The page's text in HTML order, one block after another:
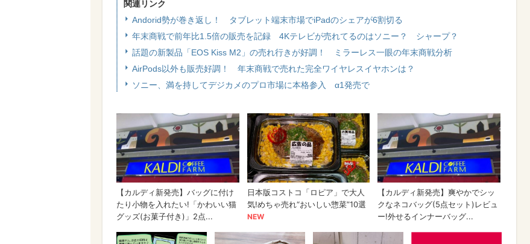
関連リンク
Andorid勢が巻き返し！ タブレット端末市場でiPadのシェアが6割切る
年末商戦で前年比1.5倍の販売を記録 4Kテレビが売れてるのはソニー？ シャープ？
話題の新製品「EOS Kiss M2」の売れ行きが好調！ ミラーレス一眼の年末商戦分析
AirPods以外も販売好調！ 年末商戦で売れた完全ワイヤレスイヤホンは？
ソニー、満を持してデジカメのプロ市場に本格参入 α1発売で